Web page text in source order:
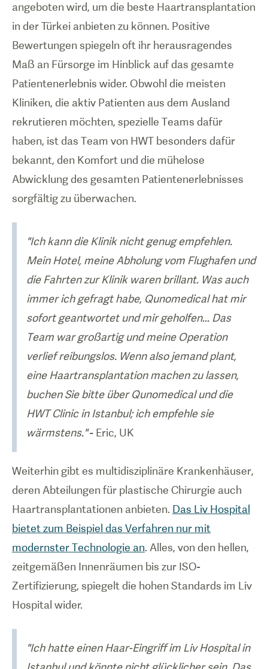
angeboten wird, um die beste Haartransplantation
in der Türkei anbieten zu können. Positive
Bewertungen spiegeln oft ihr herausragendes
Maß an Fürsorge im Hinblick auf das gesamte
Patientenerlebnis wider. Obwohl die meisten
Kliniken, die aktiv Patienten aus dem Ausland
rekrutieren möchten, spezielle Teams dafür
haben, ist das Team von HWT besonders dafür
bekannt, den Komfort und die mühelose
Abwicklung des gesamten Patientenerlebnisses
sorgfältig zu überwachen.
"Ich kann die Klinik nicht genug empfehlen.
Mein Hotel, meine Abholung vom Flughafen und
die Fahrten zur Klinik waren brillant. Was auch
immer ich gefragt habe, Qunomedical hat mir
sofort geantwortet und mir geholfen... Das
Team war großartig und meine Operation
verlief reibungslos. Wenn also jemand plant,
eine Haartransplantation machen zu lassen,
buchen Sie bitte über Qunomedical und die
HWT Clinic in Istanbul; ich empfehle sie
wärmstens."- Eric, UK
Weiterhin gibt es multidisziplinäre Krankenhäuser,
deren Abteilungen für plastische Chirurgie auch
Haartransplantationen anbieten. Das Liv Hospital
bietet zum Beispiel das Verfahren nur mit
modernster Technologie an. Alles, von den hellen,
zeitgemäßen Innenräumen bis zur ISO-
Zertifizierung, spiegelt die hohen Standards im Liv
Hospital wider.
"Ich hatte einen Haar-Eingriff im Liv Hospital in